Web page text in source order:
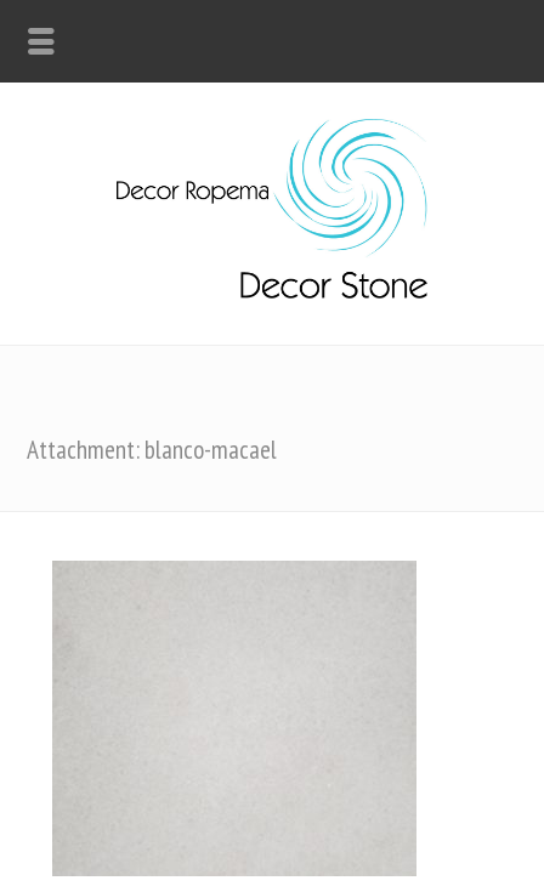
Attachment: blanco-macael